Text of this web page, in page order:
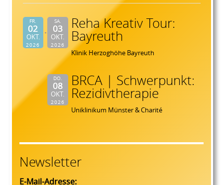
FR.
02
OKT.
2026
SA.
03
OKT.
2026
Reha Kreativ Tour:
Bayreuth
Klinik Herzoghöhe Bayreuth
DO.
08
OKT.
2026
BRCA | Schwerpunkt:
Rezidivtherapie
Uniklinikum Münster & Charité
Newsletter
E-Mail-Adresse: